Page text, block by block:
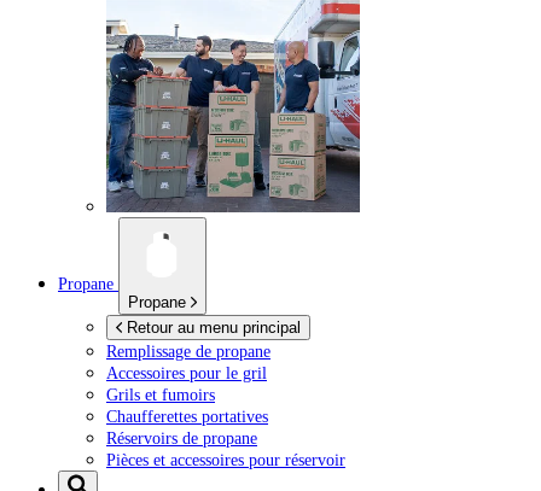
Propane
Propane
Retour au menu principal
Remplissage de propane
Accessoires pour le gril
Grils et fumoirs
Chaufferettes portatives
Réservoirs de propane
Pièces et accessoires pour réservoir